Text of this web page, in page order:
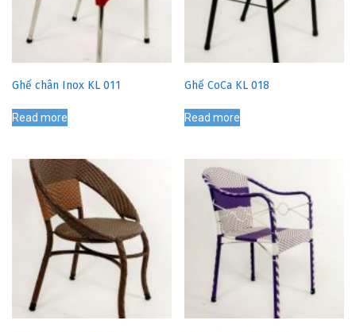
Ghế chân Inox KL 011
Read more
Ghế CoCa KL 018
Read more